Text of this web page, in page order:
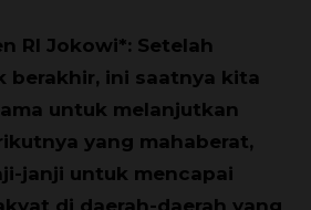
RI Jokowi*: Setelah
berakhir, ini saatnya kita
untuk melanjutkan
yang mahaberat,
janji untuk mencapai
di daerah-daerah yang